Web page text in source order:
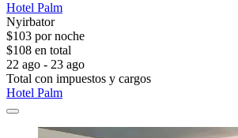
Hotel Palm
Nyirbator
$103 por noche
$108 en total
22 ago - 23 ago
Total con impuestos y cargos
Hotel Palm